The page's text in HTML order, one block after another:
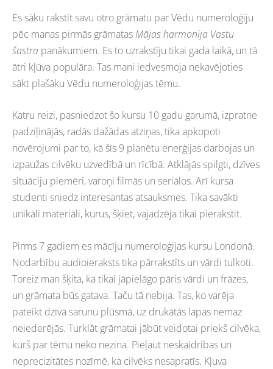
Es sāku rakstīt savu otro grāmatu par Vēdu numeroloģiju
pēc manas pirmās grāmatasMājas harmonija Vastu
šastra panākumiem. Es to uzrakstīju tikai gada laikā, un tā
ātri kļūva populāra. Tas mani iedvesmoja nekavējoties
sākt plašāku Vēdu numeroloģijas tēmu.
Katru reizi, pasniedzot šo kursu 10 gadu garumā, izpratne
padziļinājās, radās dažādas atziņas, tika apkopoti
novērojumi par to, kā šīs 9 planētu enerģijas darbojas un
izpaužas cilvēku uzvedībā un rīcībā. Atklājās spilgti, dzīves
situāciju piemēri, varoņi filmās un seriālos. Arī kursa
studenti sniedz interesantas atsauksmes. Tika savākti
unikāli materiāli, kurus, šķiet, vajadzēja tikai pierakstīt.
Pirms 7 gadiem es mācīju numeroloģijas kursu Londonā.
Nodarbību audioieraksts tika pārrakstīts un vārdi tulkoti.
Toreiz man šķita, ka tikai jāpielāgo pāris vārdi un frāzes,
un grāmata būs gatava. Taču tā nebija. Tas, ko varēja
pateikt dzīvā sarunu plūsmā, uz drukātās lapas nemaz
neiederējās. Turklāt grāmatai jābūt veidotai priekš cilvēka,
kurš par tēmu neko nezina. Pieļaut neskaidrības un
neprecizitātes nozīmē, ka cilvēks nesapratīs. Kļuva